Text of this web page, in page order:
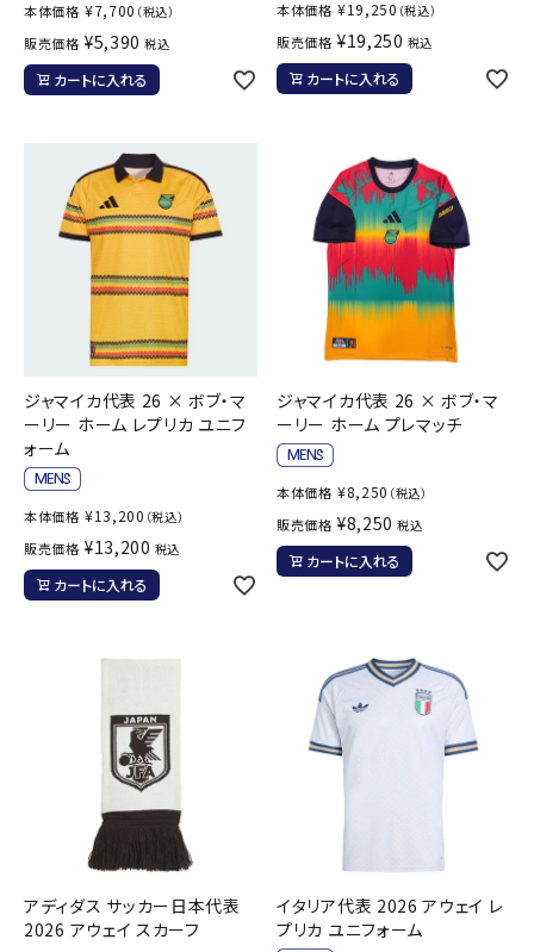
本体価格 ¥7,700 （税込）
販売価格 ¥5,390 税込
カートに入れる
本体価格 ¥19,250 （税込）
販売価格 ¥19,250 税込
カートに入れる
ジャマイカ代表 26 × ボブ・マ
ーリー ホーム レプリカ ユニフ
ォーム
本体価格 ¥13,200 （税込）
販売価格 ¥13,200 税込
カートに入れる
ジャマイカ代表 26 × ボブ・マ
ーリー ホーム プレマッチ
本体価格 ¥8,250 （税込）
販売価格 ¥8,250 税込
カートに入れる
アディダス サッカー日本代表
2026 アウェイ スカーフ
イタリア代表 2026 アウェイ レ
プリカ ユニフォーム